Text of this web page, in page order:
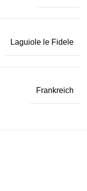
Laguiole le Fidele
Frankreich